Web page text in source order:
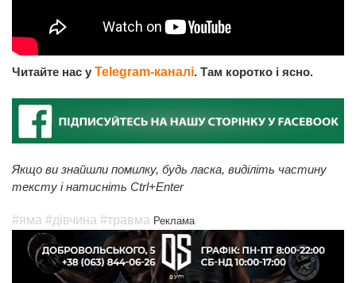
Читайте нас у Telegram-каналі. Там коротко і ясно.
Якщо ви знайшли помилку, будь ласка, виділіть частину
тексту і натисніть Ctrl+Enter
#яма #дівчина #травма Реклама